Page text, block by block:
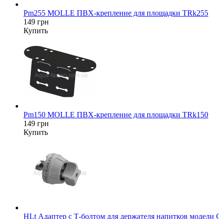
Pm255 MOLLE ПВХ-крепление для площадки TRk255
149 грн
Купить
Pm150 MOLLE ПВХ-крепление для площадки TRk150
149 грн
Купить
HLt Адаптер c Т-болтом для держателя напитков модели